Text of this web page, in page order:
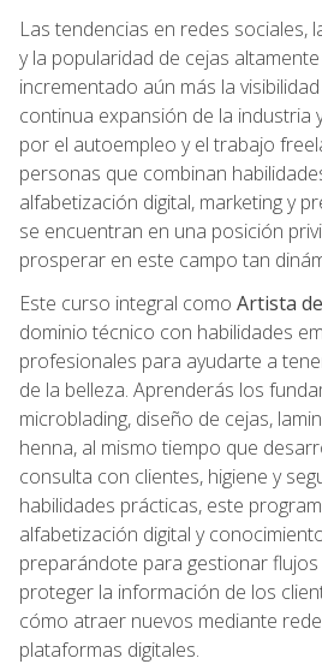
Las tendencias en redes sociales,
y la popularidad de cejas
incrementado aún más la
continua expansión de la industria
por el autoempleo y el trabajo
personas que combinan
alfabetización digital, marketing y
se encuentran en una posición
prosperar en este campo tan
Este curso integral como Artista
dominio técnico con habilidades
profesionales para ayudarte a
de la belleza. Aprenderás los
microblading, diseño de cejas,
henna, al mismo tiempo que
consulta con clientes, higiene y
habilidades prácticas, este
alfabetización digital y
preparándote para gestionar
proteger la información de los
cómo atraer nuevos mediante
plataformas digitales.